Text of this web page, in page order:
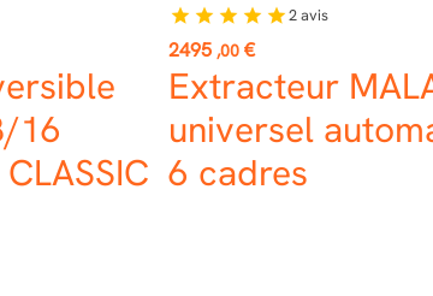
16
Prix
2495 ,00 €
Extracteur
universel
6 cadres
star star star star star2avis